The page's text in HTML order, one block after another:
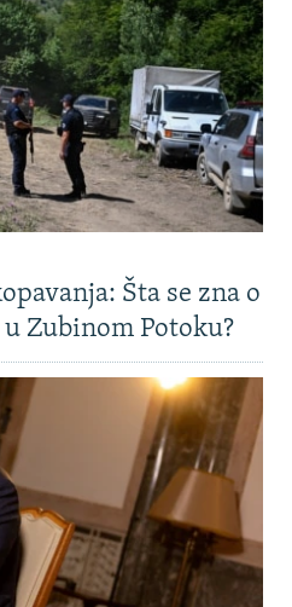
Šta se zna o
Zubinom Potoku?